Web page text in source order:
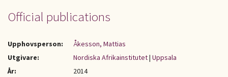
Official publications
Upphovsperson:
Åkesson, Mattias
Utgivare:
Nordiska Afrikainstitutet| Uppsala
År:
2014